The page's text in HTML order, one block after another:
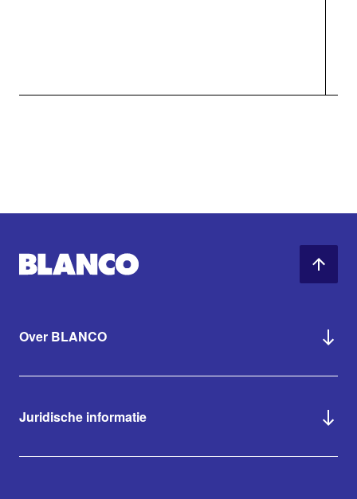
Over BLANCO
Juridische informatie